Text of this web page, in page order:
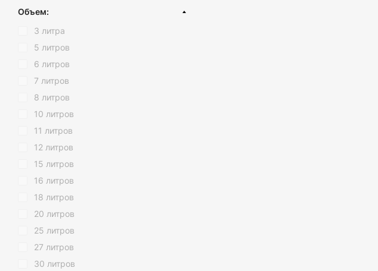
Ведро с поворотной крышкой
Ведро с крышкой с микролифтом
Мусорные контейнеры и баки
Хозяйственные ведра
Кремовый
Пластик (вторичный)
Объем:
3 литра
5 литров
6 литров
7 литров
8 литров
10 литров
11 литров
12 литров
15 литров
16 литров
18 литров
20 литров
25 литров
27 литров
30 литров